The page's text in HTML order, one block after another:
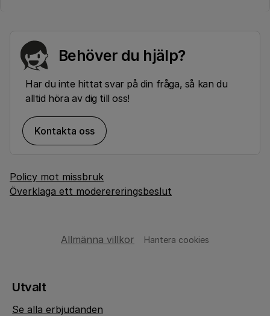
Behöver du hjälp?
Har du inte hittat svar på din fråga, så kan du
alltid höra av dig till oss!
Kontakta oss
Policy mot missbruk
Överklaga ett moderereringsbeslut
Allmänna villkor Hantera cookies
Utvalt
Se alla erbjudanden